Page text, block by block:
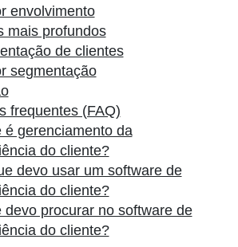
envolvimento
mais profundos
de clientes
segmentação
frequentes (FAQ)
é gerenciamento da
do cliente?
devo usar um software de
do cliente?
devo procurar no software de
do cliente?